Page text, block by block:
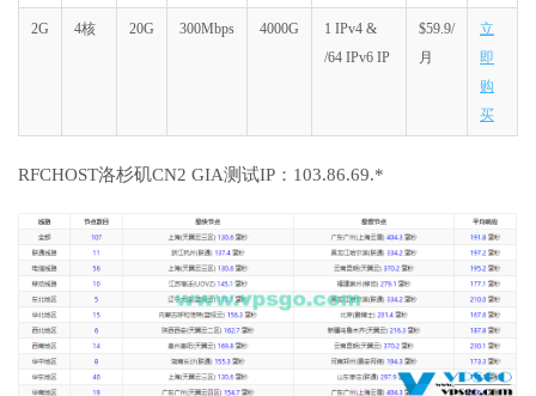
2G 4核 20G 300Mbps 4000G
1 IPv4 &
/64 IPv6 IP
$59.9/
月
立
即
购
买
RFCHOST洛杉矶CN2 GIA测试IP：103.86.69.*